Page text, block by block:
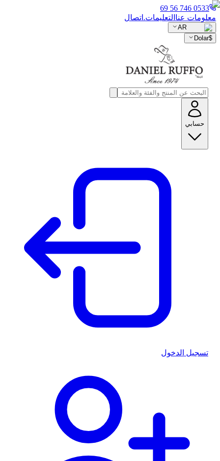
0533 746 56 69
معلومات عنا التعليمات. اتصال
AR
$
Dolar
حسابي
تسجيل الدخول